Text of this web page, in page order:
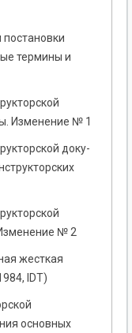
термины и
Изменение № 1
доку­
№ 2
жесткая
IDT)
основных